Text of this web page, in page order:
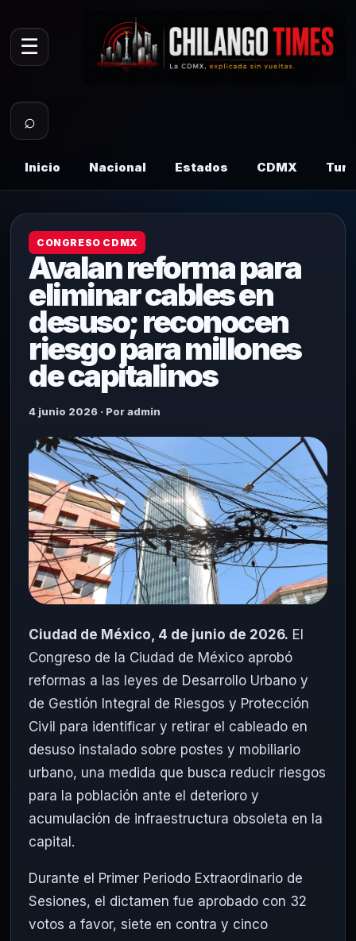
☰
⌕
Inicio Nacional Estados CDMX
CONGRESO CDMX
Avalan reforma para
eliminar cables en
desuso; reconocen
riesgo para millones
de capitalinos
4 junio 2026 · Por admin
Ciudad de México, 4 de junio de 2026. El
Congreso de la Ciudad de México aprobó
reformas a las leyes de Desarrollo Urbano y
de Gestión Integral de Riesgos y Protección
Civil para identificar y retirar el cableado en
desuso instalado sobre postes y mobiliario
urbano, una medida que busca reducir riesgos
para la población ante el deterioro y
acumulación de infraestructura obsoleta en la
capital.
Durante el Primer Periodo Extraordinario de
Sesiones, el dictamen fue aprobado con 32
votos a favor, siete en contra y cinco